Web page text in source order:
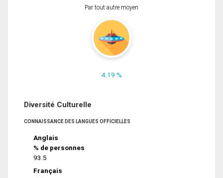
Par tout autre moyen
4.19 %
Diversité Culturelle
CONNAISSANCE DES LANGUES OFFICIELLES
Anglais
% de personnes
93.5
Français